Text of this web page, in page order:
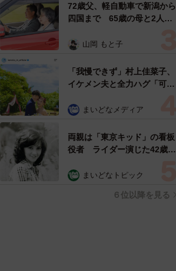
72歳父、軽自動車で新潟から
四国まで 65歳の母と2人で
憩まで分刻み… 「大学生で
山岡 もと子
「我慢できず」村上佳菜子、
イケメン夫と全力ハグ「可愛
まいどなメディア
両親は「東京キッド」の看板
役者 ライダー演じた42歳元
ングフォト」計画を明言
まいどなトピック
６位以降を見る